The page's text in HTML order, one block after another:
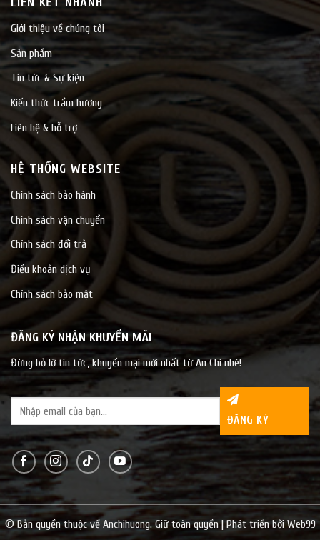
Giới thiệu về chúng tôi
Sản phẩm
Tin tức & Sự kiện
Kiến thức trầm hương
Liên hệ & hỗ trợ
HỆ THỐNG WEBSITE
Chính sách bảo hành
Chính sách vận chuyển
Chính sách đổi trả
Điều khoản dịch vụ
Chính sách bảo mật
ĐĂNG KÝ NHẬN KHUYẾN MÃI
Đừng bỏ lỡ tin tức, khuyến mại mới nhất từ An Chi nhé!
© Bản quyền thuộc về Anchihuong. Giữ toàn quyền | Phát triển bởiWeb99